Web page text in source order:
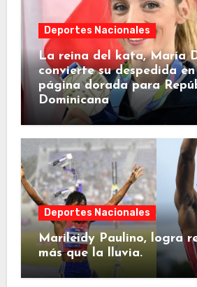
Deportes Nacionales
La reina del kata, María
convierte su despedida
página dorada para
Dominicana
Deportes Nacionales
Marileidy Paulino, logra
más que la lluvia.